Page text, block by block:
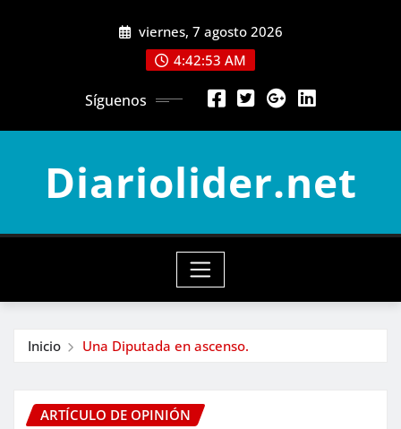
viernes, 7 agosto 2026
4:42:55 AM
Síguenos
Diariolider.net
Inicio Una Diputada en ascenso.
ARTÍCULO DE OPINIÓN